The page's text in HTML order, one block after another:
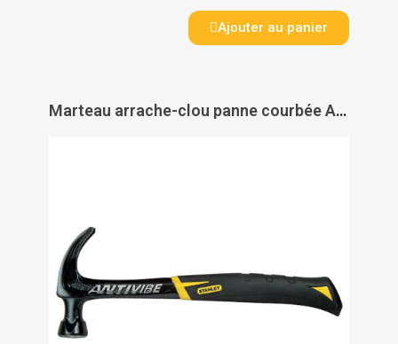
Ajouter au panier
Marteau arrache-clou panne courbée Antivibe FatMax - STANLEY